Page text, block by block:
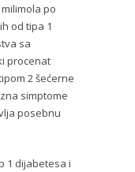
po
od tipa 1
sa
procenat
2 šećerne
simptome
posebnu
1 dijabetesa i